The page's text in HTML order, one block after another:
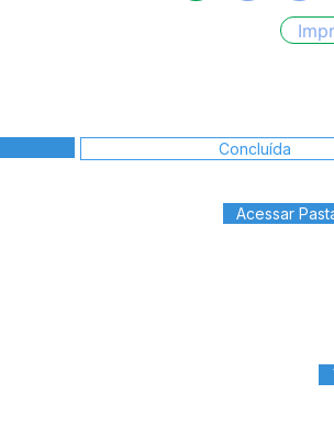
Concluída
Acessar